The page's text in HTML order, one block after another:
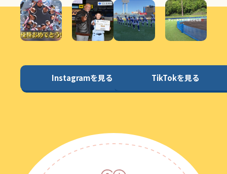
Instagramを見る TikTokを見る